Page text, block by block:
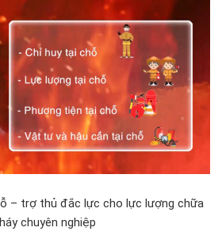
– trợ thủ đắc lực cho lực lượng chữa
chuyên nghiệp